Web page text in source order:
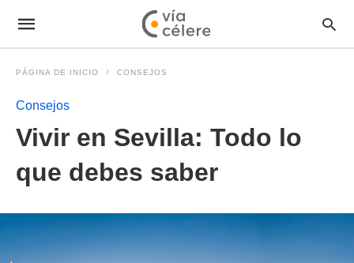
PÁGINA DE INICIO CONSEJOS
Consejos
Vivir en Sevilla: Todo lo
que debes saber